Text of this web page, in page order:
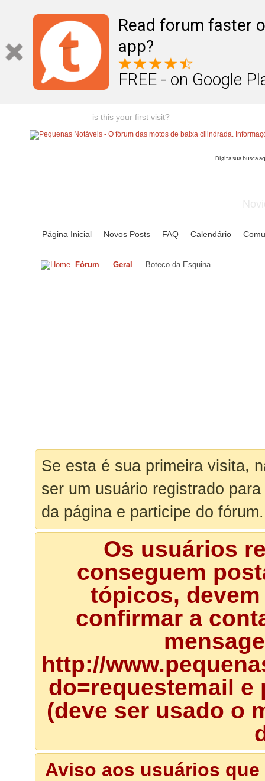
Read forum faster
app?
FREE - on Google
is this your first visit?
Página Inicial Novos Posts FAQ Calendário
Fórum Geral Boteco da Esquina
Se esta é sua primeira visita,
ser um usuário registrado
da página e participe do fórum.
Os usuários
conseguem
tópicos,
confirmar a
http://
do=requestemail
(deve ser usado o
Aviso aos usuários